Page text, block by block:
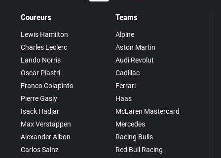
Coureurs
Lewis Hamilton
Charles Leclerc
Lando Norris
Oscar Piastri
Franco Colapinto
Pierre Gasly
Isack Hadjar
Max Verstappen
Alexander Albon
Carlos Sainz
Teams
Alpine
Aston Martin
Audi Revolut
Cadillac
Ferrari
Haas
McLaren Mastercard
Mercedes
Racing Bulls
Red Bull Racing